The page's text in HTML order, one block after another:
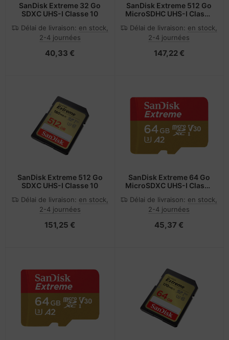
SanDisk Extreme 32 Go
SDXC UHS-I Classe 10
Délai de livraison: en stock,
2-4 journées
40,33 €
SanDisk Extreme 512 Go
MicroSDHC UHS-I Classe
Délai de livraison: en stock,
2-4 journées
147,22 €
SanDisk Extreme 512 Go
SDXC UHS-I Classe 10
Délai de livraison: en stock,
2-4 journées
151,25 €
SanDisk Extreme 64 Go
MicroSDXC UHS-I Classe
Délai de livraison: en stock,
2-4 journées
45,37 €